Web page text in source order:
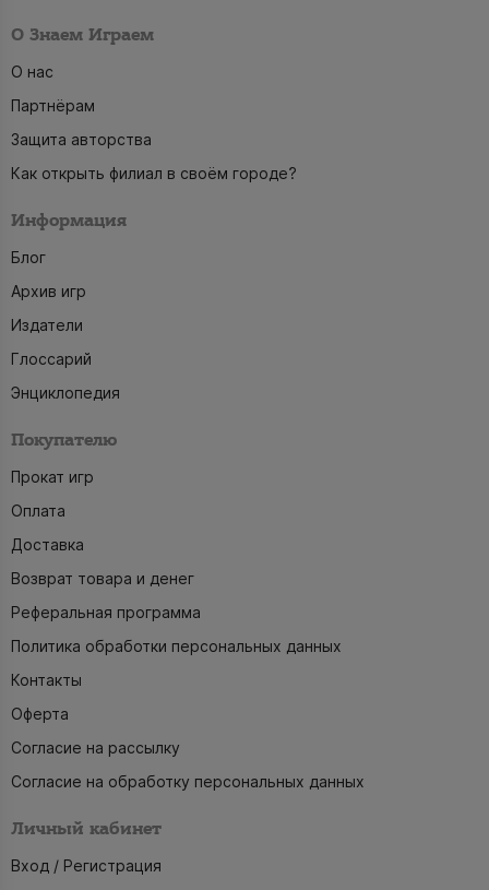
О Знаем Играем
О нас
Партнёрам
Защита авторства
Как открыть филиал в своём городе?
Информация
Блог
Архив игр
Издатели
Глоссарий
Энциклопедия
Покупателю
Прокат игр
Оплата
Доставка
Возврат товара и денег
Реферальная программа
Политика обработки персональных данных
Контакты
Оферта
Согласие на рассылку
Согласие на обработку персональных данных
Личный кабинет
Вход / Регистрация